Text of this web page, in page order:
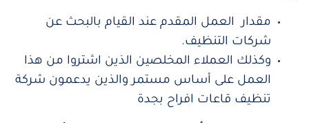
مقدار العمل المقدم عند القيام بالبحث عن
شركات التنظيف.
وكذلك العملاء المخلصين الذين اشتروا من هذا
العمل على أساس مستمر والذين يدعمون شركة
تنظيف قاعات افراح بجدة